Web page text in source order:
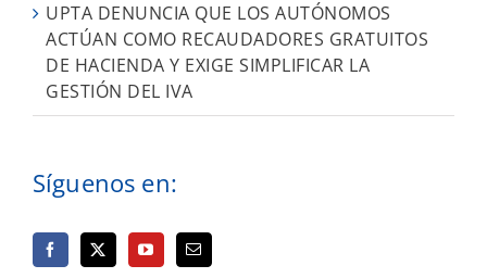
UPTA DENUNCIA QUE LOS AUTÓNOMOS
ACTÚAN COMO RECAUDADORES GRATUITOS
DE HACIENDA Y EXIGE SIMPLIFICAR LA
GESTIÓN DEL IVA
Síguenos en: